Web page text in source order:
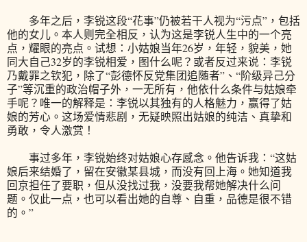
多年之后，李锐这段“花事”仍被若干人视为“污点”，包括
他的女儿。本人则完全相反，认为这是李锐人生中的一个亮
点，耀眼的亮点。试想：小姑娘当年26岁，年轻，貌美，她
同大自己32岁的李锐相爱，图什么呢？或者反过来说：李锐
乃戴罪之钦犯，除了“彭德怀反党集团追随者”、“阶级异己分
子”等沉重的政治帽子外，一无所有，他依什么条件与姑娘牵
手呢？唯一的解释是：李锐以其独有的人格魅力，赢得了姑
娘的芳心。这场爱情悲剧，无疑映照出姑娘的纯洁、真挚和
勇敢，令人激赏！
事过多年，李锐始终对姑娘心存感念。他告诉我：“这姑
娘后来结婚了，留在安徽某县城，而没有回上海。她知道我
回京担任了要职，但从没找过我，没要我帮她解决什么问
题。仅此一点，也可以看出她的自尊、自重，品德是很不错
的。”